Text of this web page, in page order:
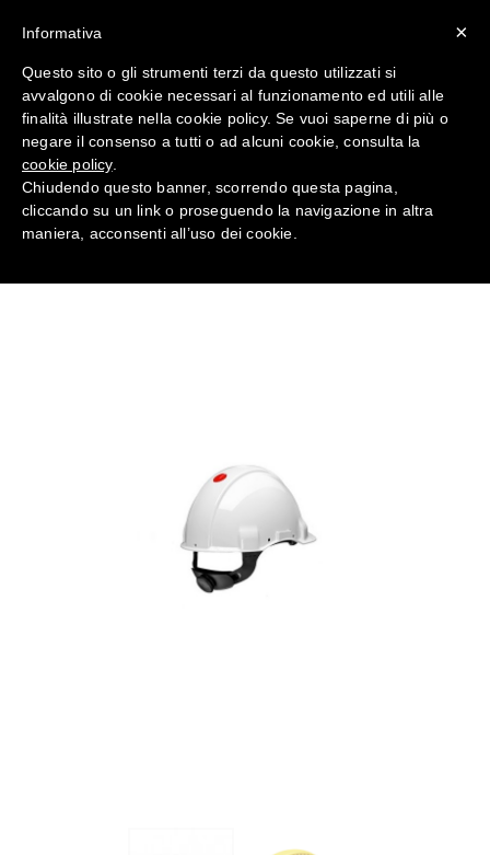
Elmetti G3001NUV 400V –
Antinfortunistica
Home TESTA
×
Informativa
Questo sito o gli strumenti terzi da questo utilizzati si
avvalgono di cookie necessari al funzionamento ed utili alle
finalità illustrate nella cookie policy. Se vuoi saperne di più o
negare il consenso a tutti o ad alcuni cookie, consulta la
cookie policy.
Chiudendo questo banner, scorrendo questa pagina,
cliccando su un link o proseguendo la navigazione in altra
maniera, acconsenti all’uso dei cookie.